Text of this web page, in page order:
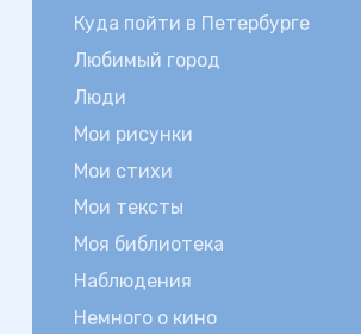
Куда пойти в Петербурге
Любимый город
Люди
Мои рисунки
Мои стихи
Мои тексты
Моя библиотека
Наблюдения
Немного о кино